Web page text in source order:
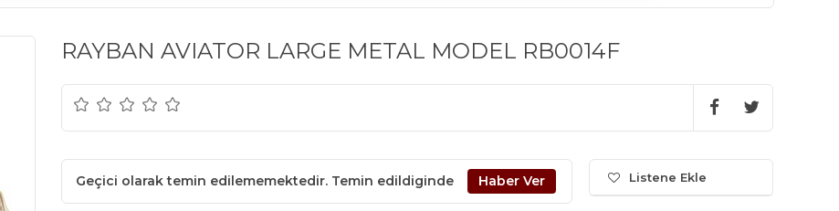
RAYBAN AVIATOR LARGE METAL MODEL RB0014F
Geçici olarak temin edilememektedir. Temin edildiginde Listene Ekle